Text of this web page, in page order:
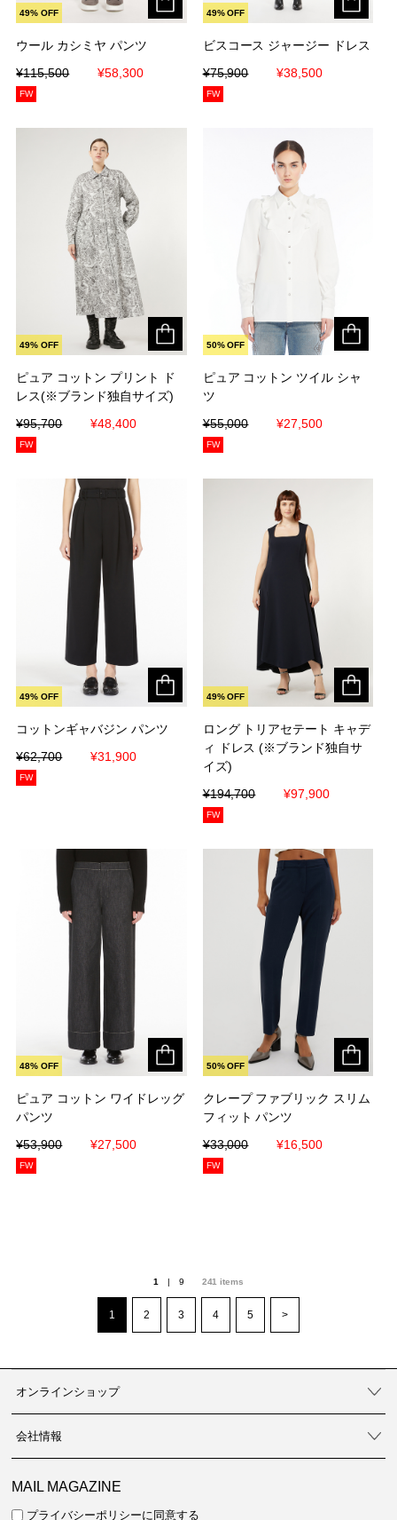
ウール カシミヤ パンツ
¥115,500
¥58,300
49% OFF
ウール カシミヤ パンツ
¥115,500
¥58,300
FW
ビスコース ジャージー ドレス
¥75,900
¥38,500
49% OFF
ビスコース ジャージー ドレス
¥75,900
¥38,500
FW
ピュア コットン プリント ド
レス(※ブランド独自サイズ)
¥95,700
¥48,400
49% OFF
ピュア コットン プリント ド
レス(※ブランド独自サイズ)
¥95,700
¥48,400
FW
ピュア コットン ツイル シャ
ツ
¥55,000
¥27,500
50% OFF
ピュア コットン ツイル シャ
ツ
¥55,000
¥27,500
FW
コットンギャバジン パンツ
¥62,700
¥31,900
49% OFF
コットンギャバジン パンツ
¥62,700
¥31,900
FW
ロング トリアセテート キャデ
ィ ドレス (※ブランド独自サ
イズ)
¥194,700
¥97,900
49% OFF
ロング トリアセテート キャデ
ィ ドレス (※ブランド独自サ
イズ)
¥194,700
¥97,900
FW
ピュア コットン ワイドレッグ
パンツ
¥53,900
¥27,500
48% OFF
ピュア コットン ワイドレッグ
パンツ
¥53,900
¥27,500
FW
クレープ ファブリック スリム
フィット パンツ
¥33,000
¥16,500
50% OFF
クレープ ファブリック スリム
フィット パンツ
¥33,000
¥16,500
FW
1 | 9 241 items
1 2 3 4 5 >
オンラインショップ
会社情報
MAIL MAGAZINE
プライバシーポリシーに同意する